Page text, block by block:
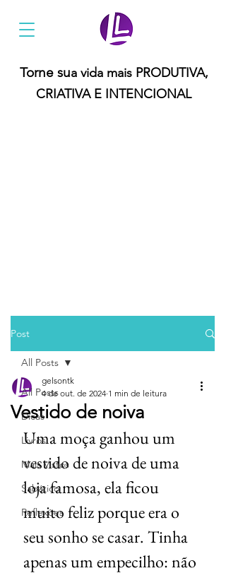
Torne sua vida mais PRODUTIVA,
CRIATIVA E INTENCIONAL
Post
All Posts
Dicas
Livros
Mais Vistos
Sabático
Reflexões
All Posts
Vestido de noiva
gelsontk
4 de out. de 2024 1 min de leitura
Uma moça ganhou um
vestido de noiva de uma
loja famosa, ela ficou
muito feliz porque era o
seu sonho se casar. Tinha
apenas um empecilho: não